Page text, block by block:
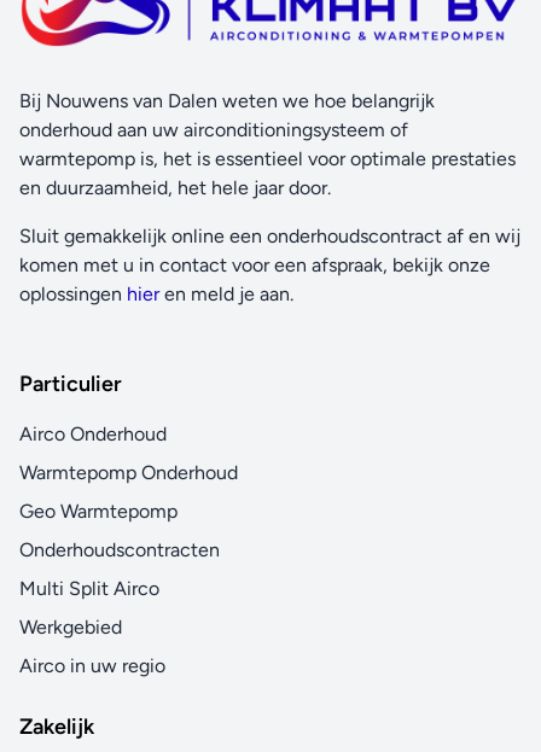
Bij Nouwens van Dalen weten we hoe belangrijk
onderhoud aan uw airconditioningsysteem of
warmtepomp is, het is essentieel voor optimale prestaties
en duurzaamheid, het hele jaar door.
Sluit gemakkelijk online een onderhoudscontract af en wij
komen met u in contact voor een afspraak, bekijk onze
oplossingen hieren meld je aan.
Particulier
Airco Onderhoud
Warmtepomp Onderhoud
Geo Warmtepomp
Onderhoudscontracten
Multi Split Airco
Werkgebied
Airco in uw regio
Zakelijk